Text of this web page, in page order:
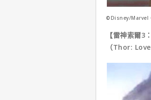
©Disney/Marvel
【雷神索爾3
（Thor: